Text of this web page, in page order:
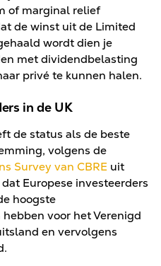
of marginal relief
de winst uit de Limited
wordt dien je
met dividendbelasting
privé te kunnen halen.
in de UK
de status als de beste
volgens de
Survey van CBRE uit
Europese investeerders
hoogste
voor het Verenigd
en vervolgens